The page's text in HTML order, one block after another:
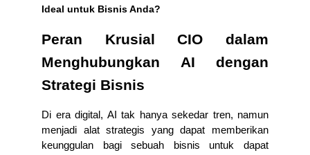
Ideal untuk Bisnis Anda?
Peran Krusial CIO dalam
Menghubungkan AI dengan
Strategi Bisnis
Di era digital, AI tak hanya sekedar tren, namun
menjadi alat strategis yang dapat memberikan
keunggulan bagi sebuah bisnis untuk dapat